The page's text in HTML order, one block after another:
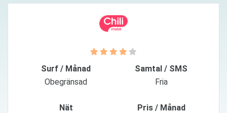
Surf / Månad
Obegränsad
Samtal / SMS
Fria
Nät
Pris / Månad